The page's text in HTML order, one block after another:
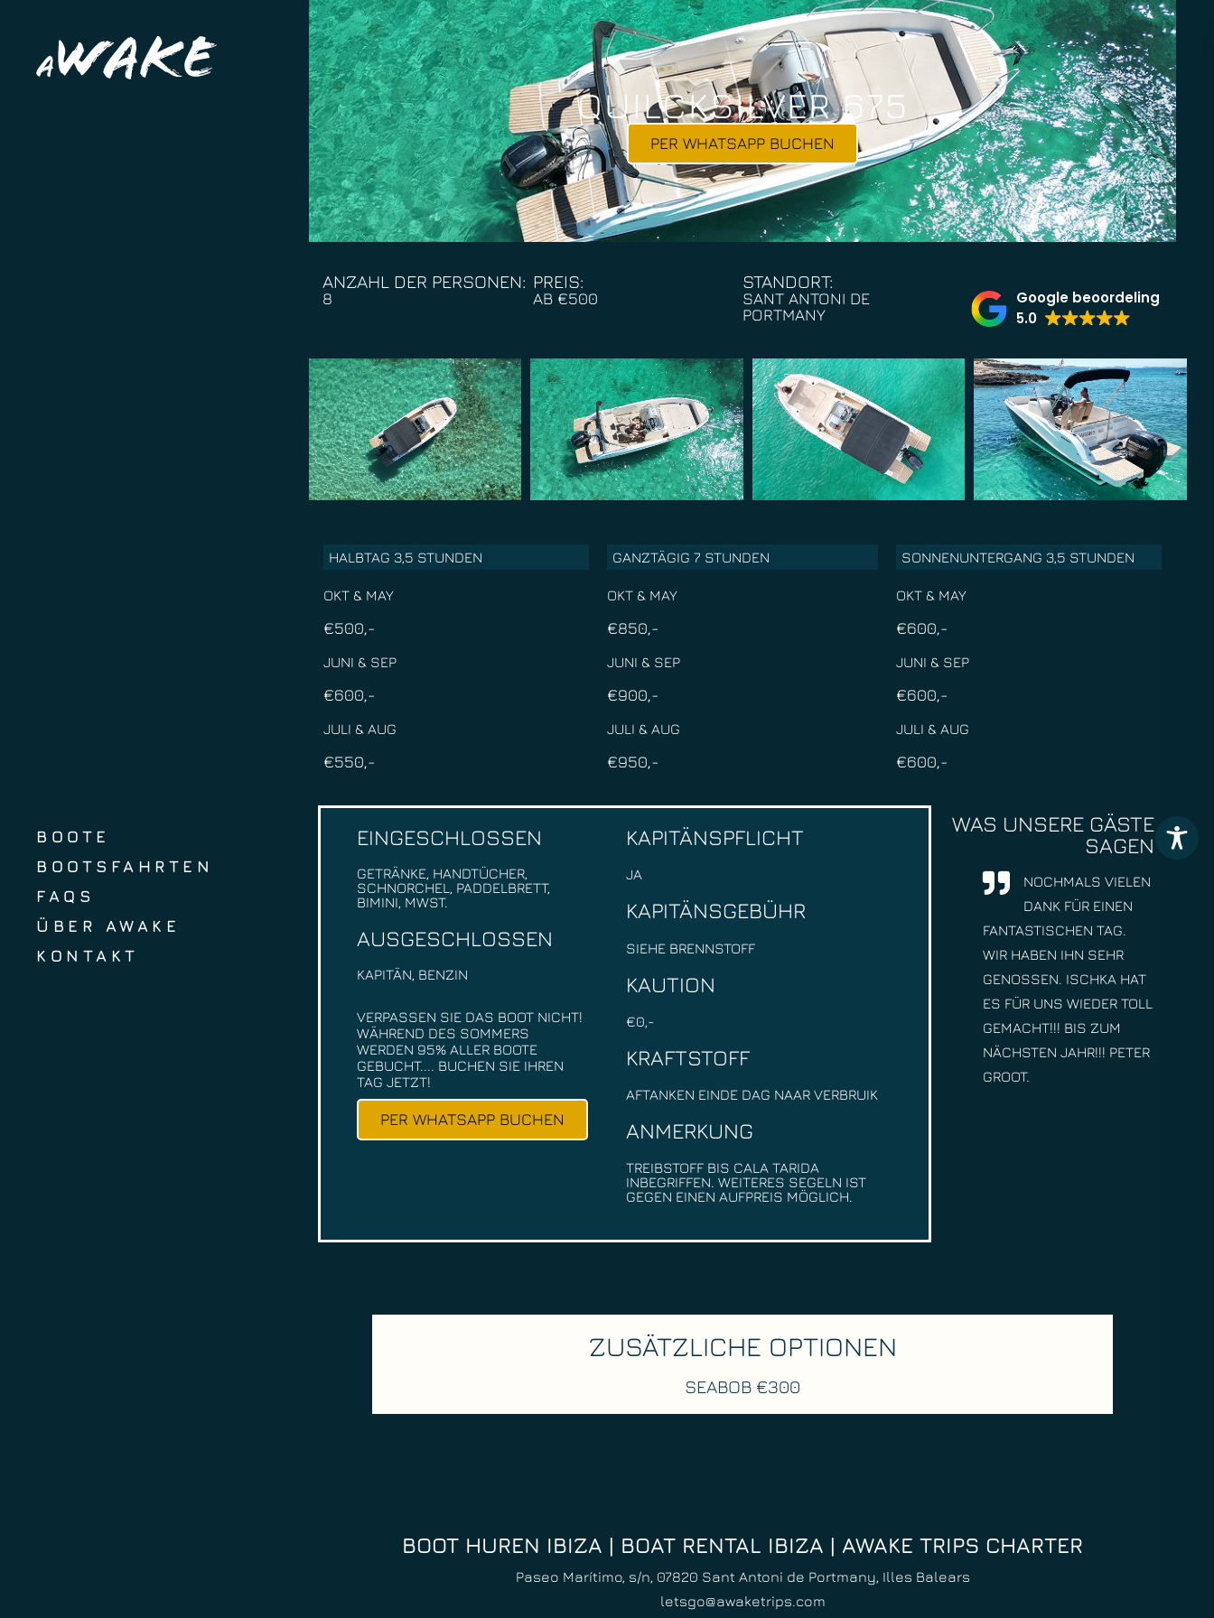
BOOTE
BOOTSFAHRTEN
FAQS
ÜBER AWAKE
KONTAKT
QUILCKSILVER 675
PER WHATSAPP BUCHEN
ANZAHL DER PERSONEN:
8
PREIS:
AB €500
STANDORT:
SANT ANTONI DE
PORTMANY
Google beoordeling
5.0
HALBTAG 3,5 STUNDEN
OKT & MAY
€500,-
JUNI & SEP
€600,-
JULI & AUG
€550,-
GANZTÄGIG 7 STUNDEN
OKT & MAY
€850,-
JUNI & SEP
€900,-
JULI & AUG
€950,-
SONNENUNTERGANG 3,5 STUNDEN
OKT & MAY
€600,-
JUNI & SEP
€600,-
JULI & AUG
€600,-
EINGESCHLOSSEN
GETRÄNKE, HANDTÜCHER,
SCHNORCHEL, PADDELBRETT,
BIMINI, MWST.
AUSGESCHLOSSEN
KAPITÄN, BENZIN
VERPASSEN SIE DAS BOOT NICHT!
WÄHREND DES SOMMERS
WERDEN 95% ALLER BOOTE
GEBUCHT.... BUCHEN SIE IHREN
TAG JETZT!
PER WHATSAPP BUCHEN
KAPITÄNSPFLICHT
JA
KAPITÄNSGEBÜHR
SIEHE BRENNSTOFF
KAUTION
€0,-
KRAFTSTOFF
AFTANKEN EINDE DAG NAAR VERBRUIK
ANMERKUNG
TREIBSTOFF BIS CALA TARIDA
INBEGRIFFEN. WEITERES SEGELN IST
GEGEN EINEN AUFPREIS MÖGLICH.
WAS UNSERE GÄSTE
SAGEN
NOCHMALS VIELEN
DANK FÜR EINEN
FANTASTISCHEN TAG.
WIR HABEN IHN SEHR
GENOSSEN. ISCHKA HAT
ES FÜR UNS WIEDER TOLL
GEMACHT!!! BIS ZUM
NÄCHSTEN JAHR!!! PETER
GROOT.
ZUSÄTZLICHE OPTIONEN
SEABOB €300
BOOT HUREN IBIZA | BOAT RENTAL IBIZA | AWAKE TRIPS CHARTER
Paseo Marítimo, s/n, 07820 Sant Antoni de Portmany, Illes Balears
letsgo@awaketrips.com